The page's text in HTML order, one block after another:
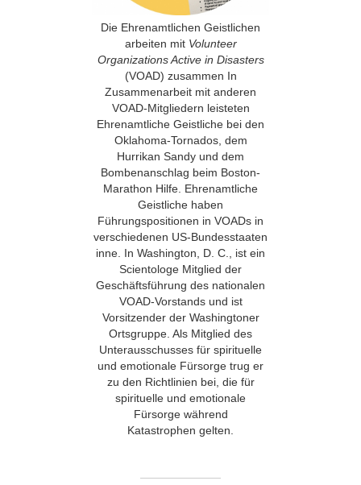
Die Ehrenamtlichen Geistlichen
arbeiten mit Volunteer
Organizations Active in Disasters
(VOAD) zusammen In
Zusammenarbeit mit anderen
VOAD-Mitgliedern leisteten
Ehrenamtliche Geistliche bei den
Oklahoma-Tornados, dem
Hurrikan Sandy und dem
Bombenanschlag beim Boston-
Marathon Hilfe. Ehrenamtliche
Geistliche haben
Führungspositionen in VOADs in
verschiedenen US-Bundesstaaten
inne. In Washington, D. C.
, ist ein
Scientologe Mitglied der
Geschäftsführung des nationalen
VOAD-Vorstands und ist
Vorsitzender der Washingtoner
Ortsgruppe. Als Mitglied des
Unterausschusses für spirituelle
und emotionale Fürsorge trug er
zu den Richtlinien bei, die für
spirituelle und emotionale
Fürsorge während
Katastrophen gelten.